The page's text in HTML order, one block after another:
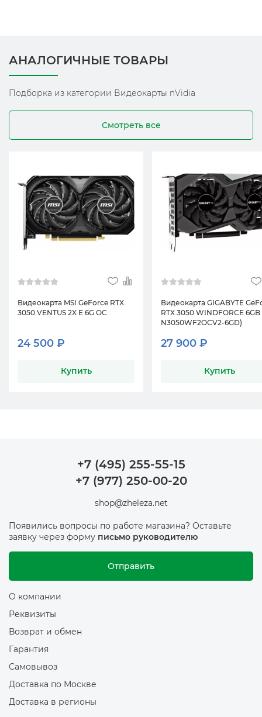
АНАЛОГИЧНЫЕ ТОВАРЫ
Подборка из категории Видеокарты nVidia
Смотреть все
Видеокарта MSI GeForce RTX
3050 VENTUS 2X E 6G OC
24 500 ₽
Купить
Видеокарта GIGABYTE
RTX 3050 WINDFORCE 6GB
N3050WF2OCV2-6GD)
27 900 ₽
Купить
+7 (495) 255-55-15
+7 (977) 250-00-20
shop@zheleza.net
Появились вопросы по работе магазина? Оставьте
заявку через форму письмо руководителю
Отправить
О компании
Реквизиты
Возврат и обмен
Гарантия
Самовывоз
Доставка по Москве
Доставка в регионы